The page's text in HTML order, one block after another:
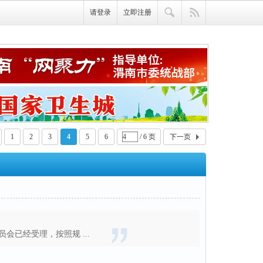
请登录 立即注册
1 2 3 4 5 6 / 6 页 下一页
会已经受理，按照规 ...